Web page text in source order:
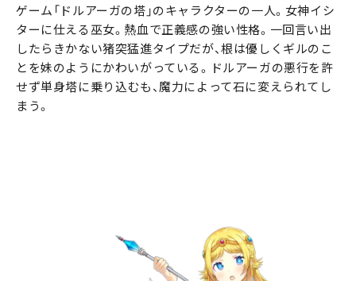
ゲーム「ドルアーガの塔」のキャラクターの一人。女神イシ
ターに仕える巫女。熱血で正義感の強い性格。一回言い出
したらきかない猪突猛進タイプだが、根は優しくギルのこ
とを妹のようにかわいがっている。ドルアーガの悪行を許
せず単身塔に乗り込むも、魔力によって石に変えられてし
まう。